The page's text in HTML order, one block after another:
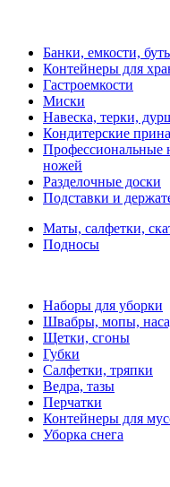
Банки, емкости,
Контейнеры для
Гастроемкости
Миски
Навеска, терки,
Кондитерские
Профессиональные
ножей
Разделочные доски
Подставки и
Маты, салфетки,
Подносы
Наборы для уборки
Швабры, мопы,
Щетки, сгоны
Губки
Салфетки, тряпки
Ведра, тазы
Перчатки
Контейнеры для
Уборка снега